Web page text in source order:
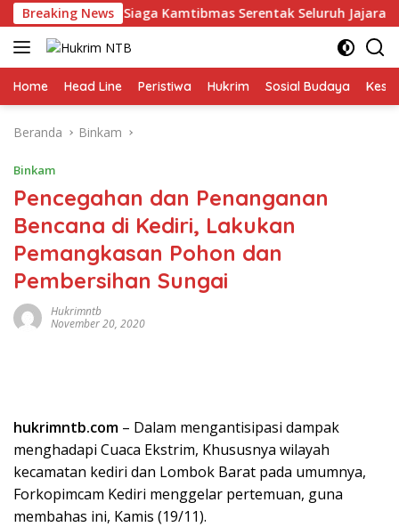
Langsung
ke
konten
Breaking News
Gelar Apel Siaga Kamtibmas Serentak Seluruh Jajaran
Home Head Line Peristiwa Hukrim Sosial Budaya
Beranda Binkam
Binkam
Pencegahan dan Penanganan
Bencana di Kediri, Lakukan
Pemangkasan Pohon dan
Pembersihan Sungai
Hukrimntb
November 20, 2020
hukrimntb.com – Dalam mengantisipasi dampak
menghadapi Cuaca Ekstrim, Khususnya wilayah
kecamatan kediri dan Lombok Barat pada umumnya,
Forkopimcam Kediri menggelar pertemuan, guna
membahas ini, Kamis (19/11).